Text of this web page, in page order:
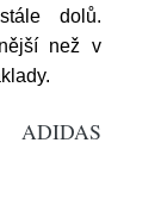
dolů.
než v
ADIDAS